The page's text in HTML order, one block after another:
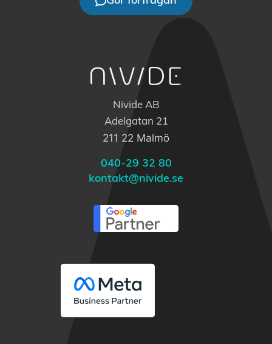
Nivide AB
Adelgatan 21
211 22 Malmö
040-29 32 80
kontakt@nivide.se